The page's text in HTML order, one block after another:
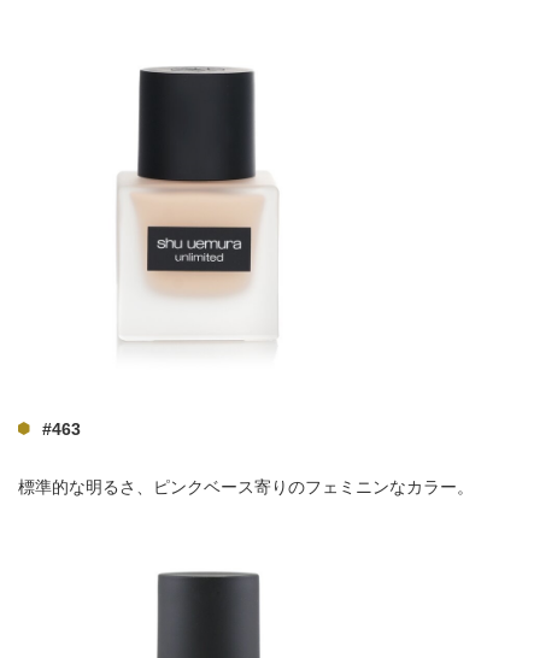
#463
標準的な明るさ、ピンクベース寄りのフェミニンなカラー。